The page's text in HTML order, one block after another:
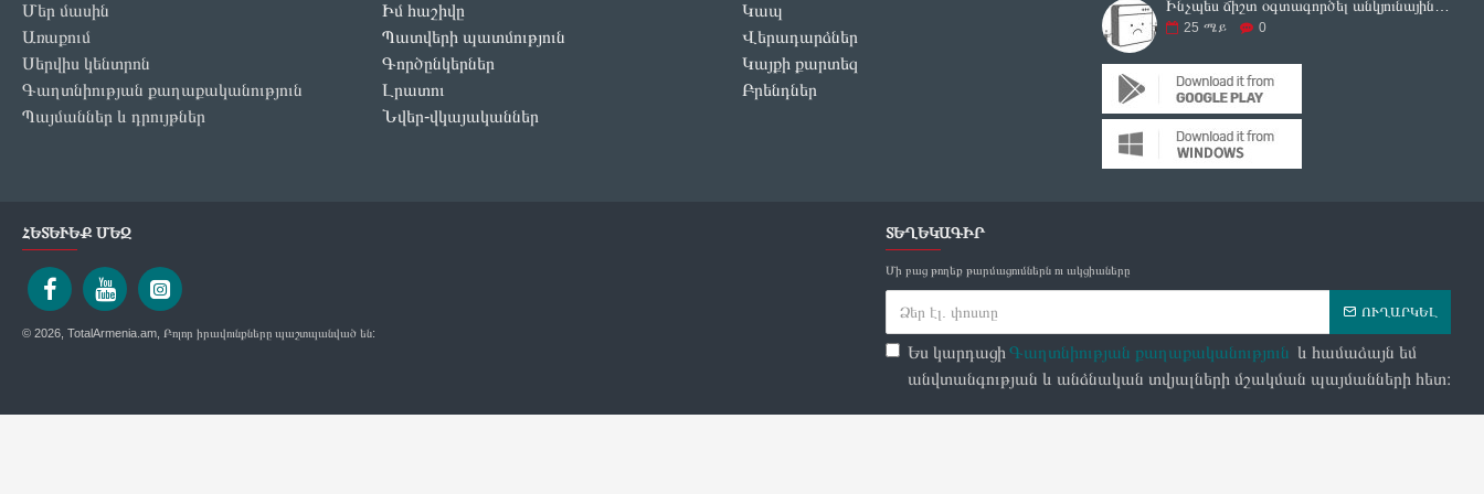
Մեր մասին
Առաքում
Սերվիս կենտրոն
Գաղտնիության քաղաքականություն
Պայմաններ և դրույթներ
Իմ հաշիվը
Պատվերի պատմություն
Գործընկերներ
Լրատու
Նվեր-վկայականներ
Կապ
Վերադարձներ
Կայքի քարտեզ
Բրենդներ
25 ሜይ 0
ՀԵՏԵՒԵՔ ՄԵԶ
© 2026, TotalArmenia.am, Բոլոր իրավունքները պաշտպանված են:
ՏԵՂԵԿԱԳԻՐ
Մի բաց թողեք թարմացումներն ու ակցիաները
ՈՒՂԱՐԿԵԼ
Ես կարդացի Գաղտնիության քաղաքականություն և համաձայն եմ
անվտանգության և անձնական տվյալների մշակման պայմանների հետ։